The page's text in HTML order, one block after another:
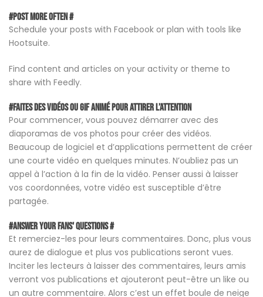
#Post more often #
Schedule your posts with Facebook or plan with tools like
Hootsuite.
Find content and articles on your activity or theme to
share with Feedly.
#Faites des vidéos ou GIF animé pour attirer l’attention
Pour commencer, vous pouvez démarrer avec des
diaporamas de vos photos pour créer des vidéos.
Beaucoup de logiciel et d’applications permettent de créer
une courte vidéo en quelques minutes. N’oubliez pas un
appel à l’action à la fin de la vidéo. Penser aussi à laisser
vos coordonnées, votre vidéo est susceptible d’être
partagée.
#Answer your fans' questions #
Et remerciez-les pour leurs commentaires. Donc, plus vous
aurez de dialogue et plus vos publications seront vues.
Inciter les lecteurs à laisser des commentaires, leurs amis
verront vos publications et ajouteront peut-être un like ou
un autre commentaire. Alors c’est un effet boule de neige